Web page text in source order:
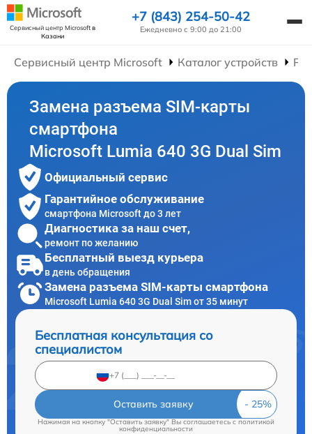
Сервисный центр Microsoftв
Казани
+7 (843) 254-50-42
Ежедневно с 9:00 до 21:00
Сервисный центр Microsoft Каталог устройств
Замена разъема SIM-карты
смартфона
Microsoft Lumia 640 3G Dual Sim
Официальный сервис
Гарантийное обслуживание
смартфона Microsoft до 3 лет
Диагностика за наш счет,
ремонт по желанию
Бесплатный выезд курьера
в день обращения
Замена разъема SIM-карты смартфона
Microsoft Lumia 640 3G Dual Sim от 35 минут
Бесплатная консультация со
специалистом
Оставить заявку
Нажимая на кнопку "Оставить заявку" Вы соглашаетесь cполитикой
конфиденциальности